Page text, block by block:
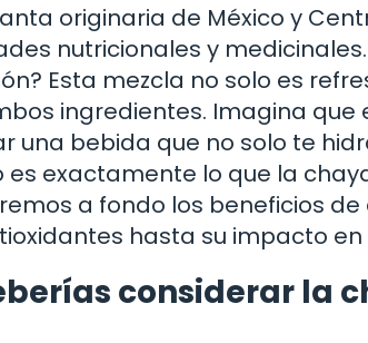
originaria de México y
nutricionales y
Esta mezcla no solo es
ingredientes. Imagina
una bebida que no solo te
es exactamente lo que la
a fondo los beneficios
hasta su impacto
considerar la